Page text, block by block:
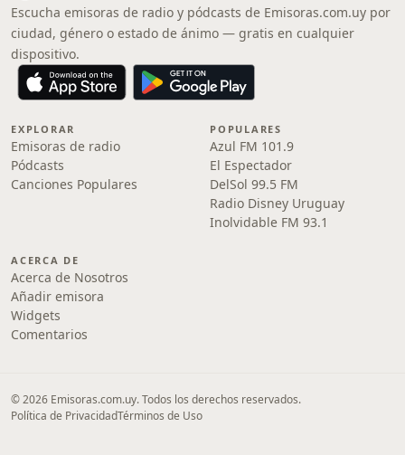
Escucha emisoras de radio y pódcasts de Emisoras.com.uy por
ciudad, género o estado de ánimo — gratis en cualquier
dispositivo.
EXPLORAR
Emisoras de radio
Pódcasts
Canciones Populares
POPULARES
Azul FM 101.9
El Espectador
DelSol 99.5 FM
Radio Disney Uruguay
Inolvidable FM 93.1
ACERCA DE
Acerca de Nosotros
Añadir emisora
Widgets
Comentarios
© 2026 Emisoras.com.uy. Todos los derechos reservados.
Política de PrivacidadTérminos de Uso